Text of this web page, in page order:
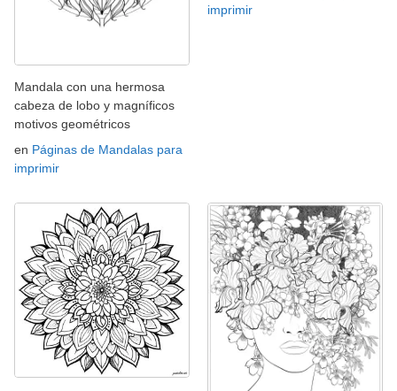
Mandala con una hermosa
cabeza de lobo y magníficos
motivos geométricos
en Páginas de Mandalas para
imprimir
imprimir